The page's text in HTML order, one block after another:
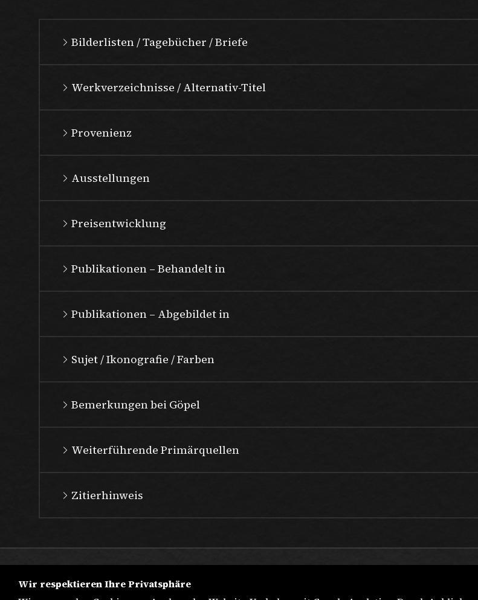
Bilderlisten / Tagebücher / Briefe
Werkverzeichnisse / Alternativ-Titel
Provenienz
Ausstellungen
Preisentwicklung
Publikationen – Behandelt in
Publikationen – Abgebildet in
Sujet / Ikonografie / Farben
Bemerkungen bei Göpel
Weiterführende Primärquellen
Zitierhinweis
Wir respektieren Ihre Privatsphäre